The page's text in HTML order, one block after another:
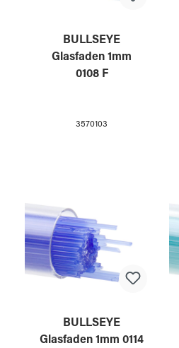
BULLSEYE
Glasfaden 1mm
0108 F
3570103
BULLSEYE
Glasfaden 1mm 0114